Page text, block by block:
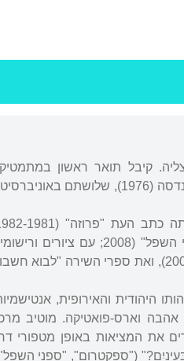
ב-1957. גדל והתחנך בהרצליה. קיבל תואר ראשון
שימושית (1969), תואר שני במדעי ההנדסה (1971) ותואר דוקטור בהנדסה (1976), שלושתם
1986). מאז פירסם שני ספרי שירה: "קו השבר" (תמוז, 2000) ו"ספני השפל" (2008; עם ציורים
מאת אורי ליפשיץ), קובץ אפוריזמים בשם "מחשבות טעונות טיפוח" (2001), ואת ספרי השירה "לבוא
היהודית והאירופית,
וארס-פואטיקה. מוטיב
את המציאות באופן מטפורי
("ספקטרום", "ספני